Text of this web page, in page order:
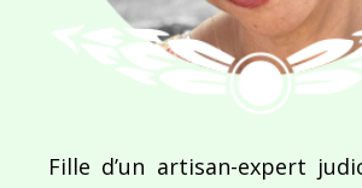
Fille d’un artisan-expert